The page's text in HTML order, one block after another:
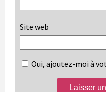
Site web
Oui, ajoutez-moi à